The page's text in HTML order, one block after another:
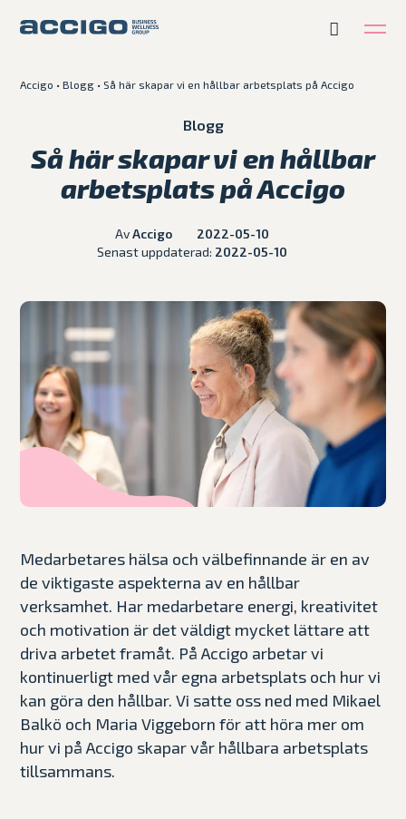
Erbjudande
Våra case
Accigo •Blogg • Så här skapar vi en hållbar arbetsplats på Accigo
Blogg
Så här skapar vi en hållbar
arbetsplats på Accigo
AvAccigo
2022-05-10
Senast uppdaterad: 2022-05-10
Medarbetares hälsa och välbefinnande är en av
de viktigaste aspekterna av en hållbar
verksamhet. Har medarbetare energi, kreativitet
och motivation är det väldigt mycket lättare att
driva arbetet framåt. På Accigo arbetar vi
kontinuerligt med vår egna arbetsplats och hur vi
kan göra den hållbar. Vi satte oss ned med Mikael
Balkö och Maria Viggeborn för att höra mer om
hur vi på Accigo skapar vår hållbara arbetsplats
tillsammans.